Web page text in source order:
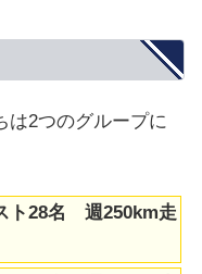
は2つのグループに
ト28名 週250km走